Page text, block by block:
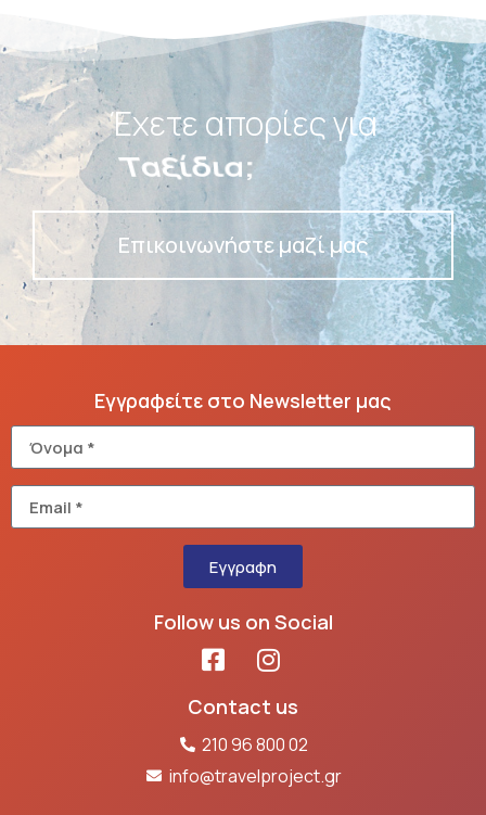
Έχετε απορίες για
Πακέτα;
Επικοινωνήστε μαζί μας
Εγγραφείτε στο Newsletter μας
Εγγραφη
Follow us on Social
Contact us
210 96 800 02
info@travelproject.gr